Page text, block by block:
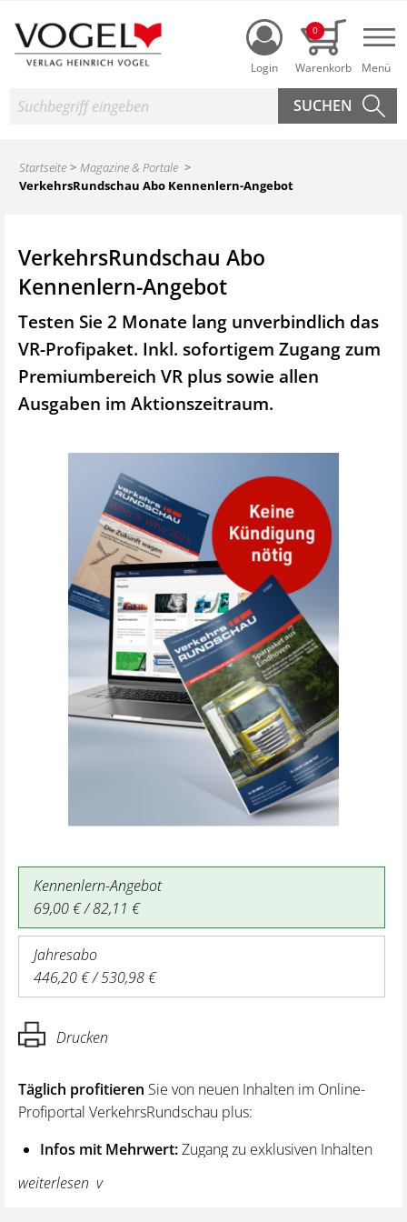
Login
0
Suche
Startseite
Magazine & Portale
VerkehrsRundschau Abo Kennenlern-Angebot
VerkehrsRundschau Abo
Kennenlern-Angebot
Testen Sie 2 Monate lang unverbindlich das
VR-Profipaket. Inkl. sofortigem Zugang zum
Premiumbereich VR plus sowie allen
Ausgaben im Aktionszeitraum.
Kennenlern-Angebot
69,00 € / 82,11 €
Jahresabo
446,20 € / 530,98 €
Drucken
Täglich profitieren Sie von neuen Inhalten im Online-
Profiportal VerkehrsRundschau plus:
Infos mit Mehrwert:Zugang zu exklusiven Inhalten
und Hintergrundwissen – von aktuellen Regelungen
wie z. B. bei den Lenk- und Ruhezeiten,
weiterlesen